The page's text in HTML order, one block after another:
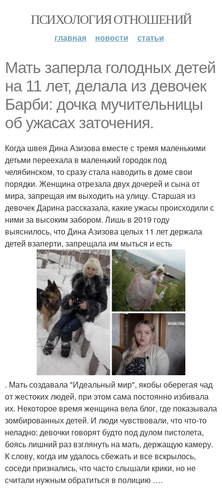
ПСИХОЛОГИЯ ОТНОШЕНИЙ
главная новости статьи
Мать заперла голодных детей
на 11 лет, делала из девочек
Барби: дочка мучительницы
об ужасах заточения.
Когда швея Дина Азизова вместе с тремя маленькими
детьми переехала в маленький городок под
челябинском, то сразу стала наводить в доме свои
порядки. Женщина отрезала двух дочерей и сына от
мира, запрещая им выходить на улицу. Старшая из
девочек Дарина рассказала, какие ужасы происходили с
ними за высоким забором. Лишь в 2019 году
выяснилось, что Дина Азизова целых 11 лет держала
детей взаперти, запрещала им мыться и есть
. Мать создавала "Идеальный мир", якобы оберегая чад
от жестоких людей, при этом сама постоянно избивала
их. Некоторое время женщина вела блог, где показывала
зомбированных детей. И люди чувствовали, что что-то
неладно: девочки говорят будто под дулом пистолета,
боясь лишний раз взглянуть на мать, держащую камеру.
К слову, когда им удалось сбежать и все вскрылось,
соседи признались, что часто слышали крики, но не
считали нужным обратиться в полицию ….